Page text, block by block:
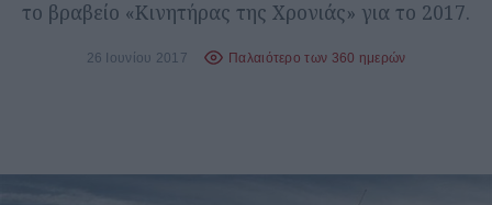
το βραβείο «Κινητήρας της Χρονιάς» για το 2017.
26 Ιουνίου 2017 Παλαιότερο των 360 ημερών